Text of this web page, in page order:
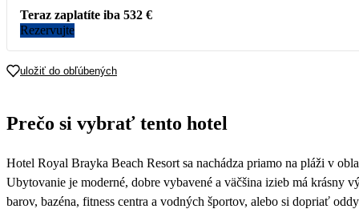
Teraz zaplatíte iba 532 €
Rezervujte
uložiť do obľúbených
Prečo si vybrať tento hotel
Hotel Royal Brayka Beach Resort sa nachádza priamo na pláži v
Ubytovanie je moderné, dobre vybavené a väčšina izieb má
barov, bazéna, fitness centra a vodných športov, alebo si dopriať